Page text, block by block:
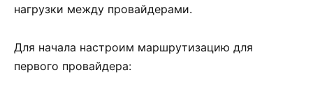
нагрузки между провайдерами.
Для начала настроим маршрутизацию для
первого провайдера: